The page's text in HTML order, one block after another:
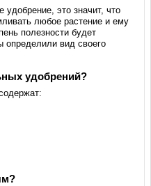
удобрение, это значит, что
любое растение и ему
полезности будет
определили вид своего
удобрений?